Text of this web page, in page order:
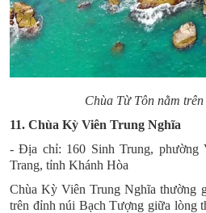
Chùa Từ Tôn nằm
11. Chùa Kỳ Viên Trung Nghĩa
- Địa chỉ: 160 Sinh Trung, phường
Trang, tỉnh Khánh Hòa
Chùa Kỳ Viên Trung Nghĩa thường
trên đỉnh núi Bạch Tượng giữa lòng